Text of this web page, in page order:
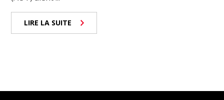
LIRE LA SUITE